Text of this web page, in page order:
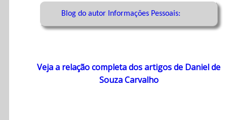
Blog do autor Informações Pessoais:
Veja a relação completa dos artigos de Daniel de
Souza Carvalho